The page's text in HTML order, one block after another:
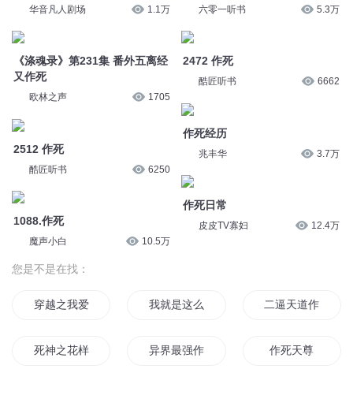
华音凡人剧场 1.1万
《涤魂录》第231集 番外五离经
又作死
欧林之声 1705
2512 作死
酷匠听书 6250
1088.作死
魔声小白 10.5万
六零一听书 5.3万
2472 作死
酷匠听书 6662
作死经历
兆丰华 3.7万
作死日常
皮皮TV寡妇 12.4万
您是不是在找：
穿越之我爱作死 我就是这么爱作死 二逼天道作死记
死神之花样作死 异界最强作死 作死天尊